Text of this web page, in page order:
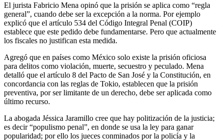
El jurista Fabricio Mena opinó que la prisión se aplica como “regla
general”, cuando debe ser la excepción a la norma. Por ejemplo
explicó que el artículo 534 del Código Integral Penal (COIP)
establece que este pedido debe fundamentarse. Pero que actualmente
los fiscales no justifican esta medida.
Agregó que en países como México solo existe la prisión oficiosa
para delitos como violación, muerte, secuestro y peculado. Mena
detalló que el artículo 8 del Pacto de San José y la Constitución, en
concordancia con las reglas de Tokio, establecen que la prisión
preventiva, por ser limitante de un derecho, debe ser aplicada como
último recurso.
La abogada Jéssica Jaramillo cree que hay politización de la justicia;
es decir “populismo penal”, en donde se usa la ley para ganar
popularidad; por ello los jueces conminados por la policía y la